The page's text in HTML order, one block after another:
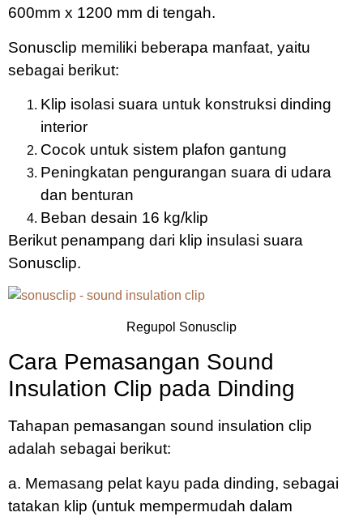
600mm x 1200 mm di tengah.
Sonusclip memiliki beberapa manfaat, yaitu
sebagai berikut:
Klip isolasi suara untuk konstruksi dinding
interior
Cocok untuk sistem plafon gantung
Peningkatan pengurangan suara di udara
dan benturan
Beban desain 16 kg/klip
Berikut penampang dari klip insulasi suara
Sonusclip.
Regupol Sonusclip
Cara Pemasangan Sound
Insulation Clip pada Dinding
Tahapan pemasangan sound insulation clip
adalah sebagai berikut:
a. Memasang pelat kayu pada dinding, sebagai
tatakan klip (untuk mempermudah dalam